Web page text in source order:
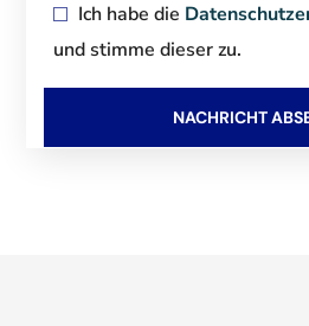
Ich habe die
und stimme dieser zu.